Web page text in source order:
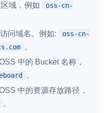
收发流
析方案
域，例如
oss-cn-
问域名。例如:
oss-cn-
。
中的 Bucket 名称，
。
中的资源存放路径，
。